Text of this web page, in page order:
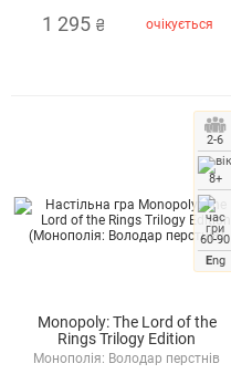
1 295 ₴ очікується
Monopoly: The Lord of the
Rings Trilogy Edition
Монополія: Володар перстнів
2-6
8+
60-90
Eng